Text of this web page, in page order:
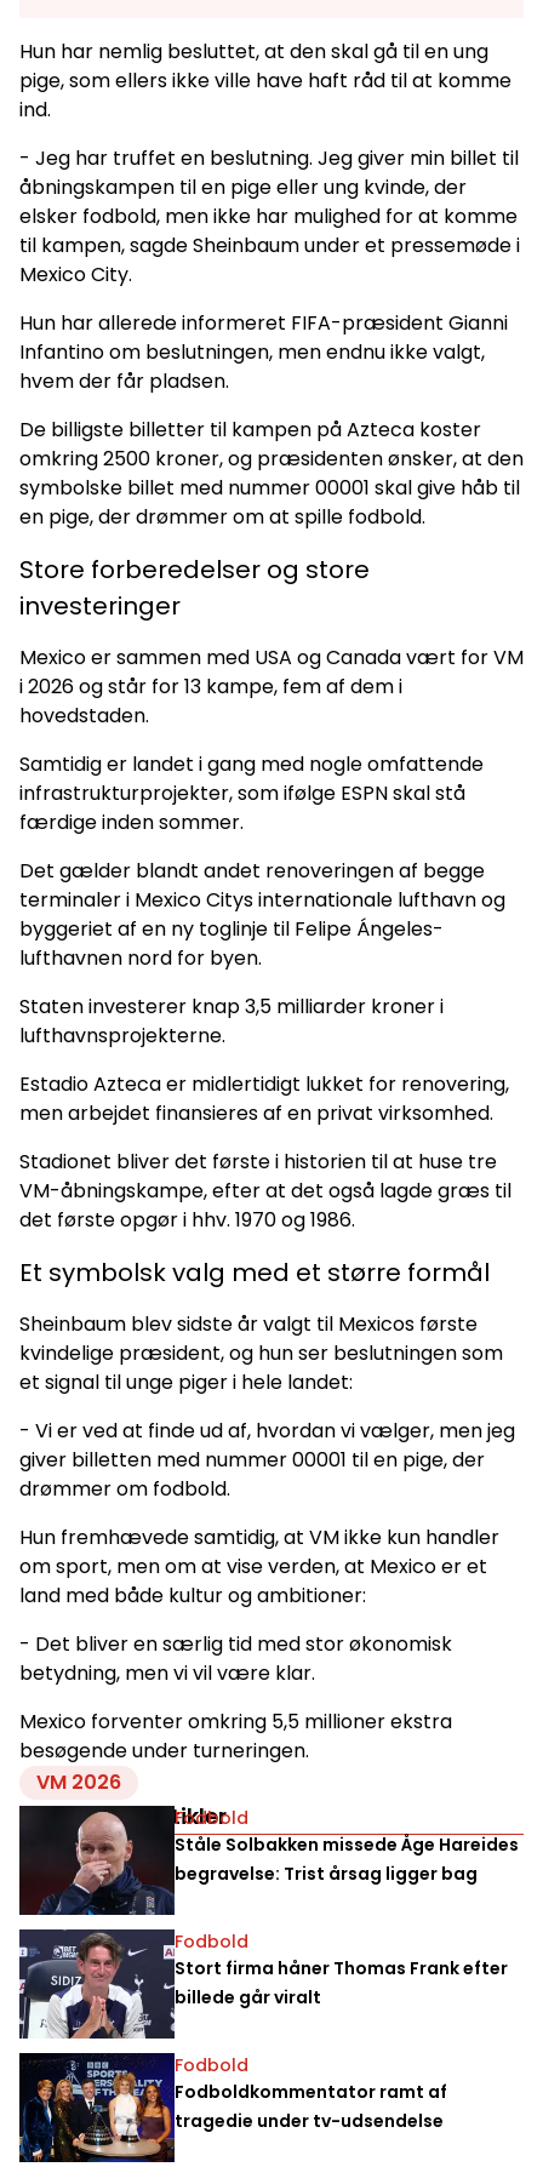
Hun har nemlig besluttet, at den skal gå til en ung
pige, som ellers ikke ville have haft råd til at komme
ind.
- Jeg har truffet en beslutning. Jeg giver min billet til
åbningskampen til en pige eller ung kvinde, der
elsker fodbold, men ikke har mulighed for at komme
til kampen, sagde Sheinbaum under et pressemøde i
Mexico City.
Hun har allerede informeret FIFA-præsident Gianni
Infantino om beslutningen, men endnu ikke valgt,
hvem der får pladsen.
De billigste billetter til kampen på Azteca koster
omkring 2500 kroner, og præsidenten ønsker, at den
symbolske billet med nummer 00001 skal give håb til
en pige, der drømmer om at spille fodbold.
Store forberedelser og store
investeringer
Mexico er sammen med USA og Canada vært for VM
i 2026 og står for 13 kampe, fem af dem i
hovedstaden.
Samtidig er landet i gang med nogle omfattende
infrastrukturprojekter, som ifølge ESPN skal stå
færdige inden sommer.
Det gælder blandt andet renoveringen af begge
terminaler i Mexico Citys internationale lufthavn og
byggeriet af en ny toglinje til Felipe Ángeles-
lufthavnen nord for byen.
Staten investerer knap 3,5 milliarder kroner i
lufthavnsprojekterne.
Estadio Azteca er midlertidigt lukket for renovering,
men arbejdet finansieres af en privat virksomhed.
Stadionet bliver det første i historien til at huse tre
VM-åbningskampe, efter at det også lagde græs til
det første opgør i hhv. 1970 og 1986.
Et symbolsk valg med et større formål
Sheinbaum blev sidste år valgt til Mexicos første
kvindelige præsident, og hun ser beslutningen som
et signal til unge piger i hele landet:
- Vi er ved at finde ud af, hvordan vi vælger, men jeg
giver billetten med nummer 00001 til en pige, der
drømmer om fodbold.
Hun fremhævede samtidig, at VM ikke kun handler
om sport, men om at vise verden, at Mexico er et
land med både kultur og ambitioner:
- Det bliver en særlig tid med stor økonomisk
betydning, men vi vil være klar.
Mexico forventer omkring 5,5 millioner ekstra
besøgende under turneringen.
VM 2026
Relaterede artikler
Fodbold
Ståle Solbakken missede Åge Hareides
begravelse: Trist årsag ligger bag
Fodbold
Stort firma håner Thomas Frank efter
billede går viralt
Fodbold
Fodboldkommentator ramt af
tragedie under tv-udsendelse